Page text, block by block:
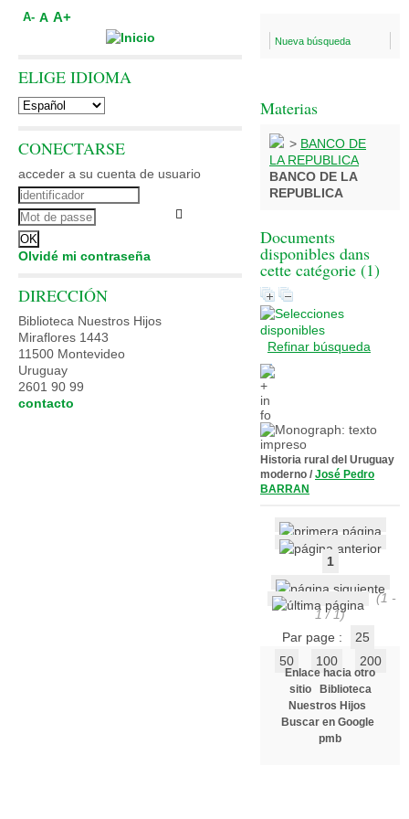
Nueva búsqueda
Materias
> BANCO DE
LA REPUBLICA
BANCO DE LA
REPUBLICA
Documents
disponibles dans
cette catégorie (1)
Refinar búsqueda
Historia rural del Uruguay
moderno / José Pedro
BARRAN
1
(1 -
1 / 1)
Par page :
25
50
100 200
Enlace hacia otro
sitio
Biblioteca
Nuestros Hijos
Buscar en Google
pmb
A- A A+
ELIGE IDIOMA
CONECTARSE
acceder a su cuenta de usuario
Olvidé mi contraseña
DIRECCIÓN
Biblioteca Nuestros Hijos
Miraflores 1443
11500 Montevideo
Uruguay
2601 90 99
contacto